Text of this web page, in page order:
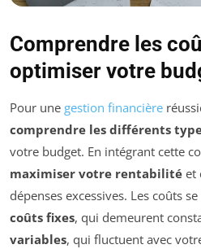
Comprendre les
optimiser votre
Pour une gestion financière
comprendre les différents
votre budget. En intégrant cette
maximiser votre rentabilité et
dépenses excessives. Les coûts
coûts fixes, qui demeurent
variables, qui fluctuent avec